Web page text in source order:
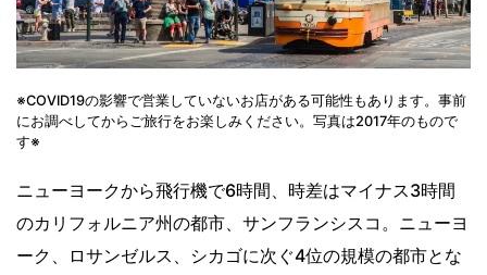
※COVID19の影響で営業していないお店がある可能性もあります。事前
にお調べしてからご旅行をお楽しみください。写真は2017年のもので
す※
ニューヨークから飛行機で6時間、時差はマイナス3時間
のカリフォルニア州の都市、サンフランシスコ。ニューヨ
ーク、ロサンゼルス、シカゴに次ぐ4位の規模の都市とな